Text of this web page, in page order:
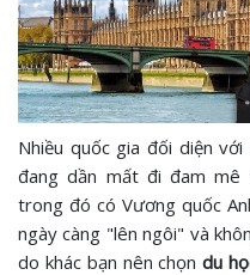
Nhiều quốc gia đối diện
đang dần mất đi đam mê
trong đó có Vương quốc
ngày càng "lên ngôi" và
do khác bạn nên chọn du